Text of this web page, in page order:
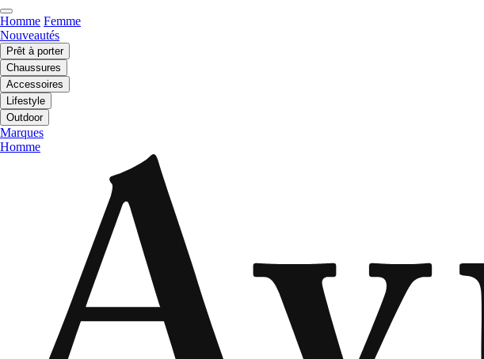
Homme Femme
Nouveautés
Prêt à porter
Chaussures
Accessoires
Lifestyle
Outdoor
Marques
Homme